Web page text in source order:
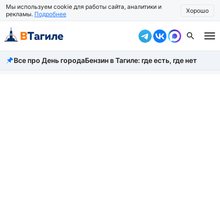
Мы используем cookie для работы сайта, аналитики и
рекламы. Подробнее Хорошо
Все новости
Все про День городаБензин в Тагиле: где есть, где нет